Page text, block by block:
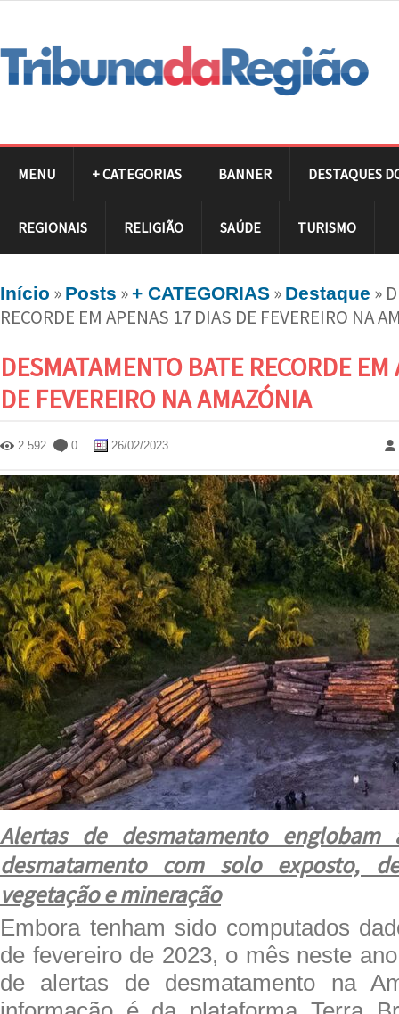
MENU + CATEGORIAS BANNER DESTAQUES
REGIONAIS RELIGIÃO SAÚDE TURISMO
Início » Posts »+ CATEGORIAS » Destaque »
RECORDE EM APENAS 17 DIAS DE FEVEREIRO NA
DESMATAMENTO BATE RECORDE
DE FEVEREIRO NA AMAZÓNIA
2.592 0 26/02/2023
Alertas de desmatamento englobam
desmatamento com solo exposto,
vegetação e mineração
Embora tenham sido computados
de fevereiro de 2023, o mês neste
de alertas de desmatamento na